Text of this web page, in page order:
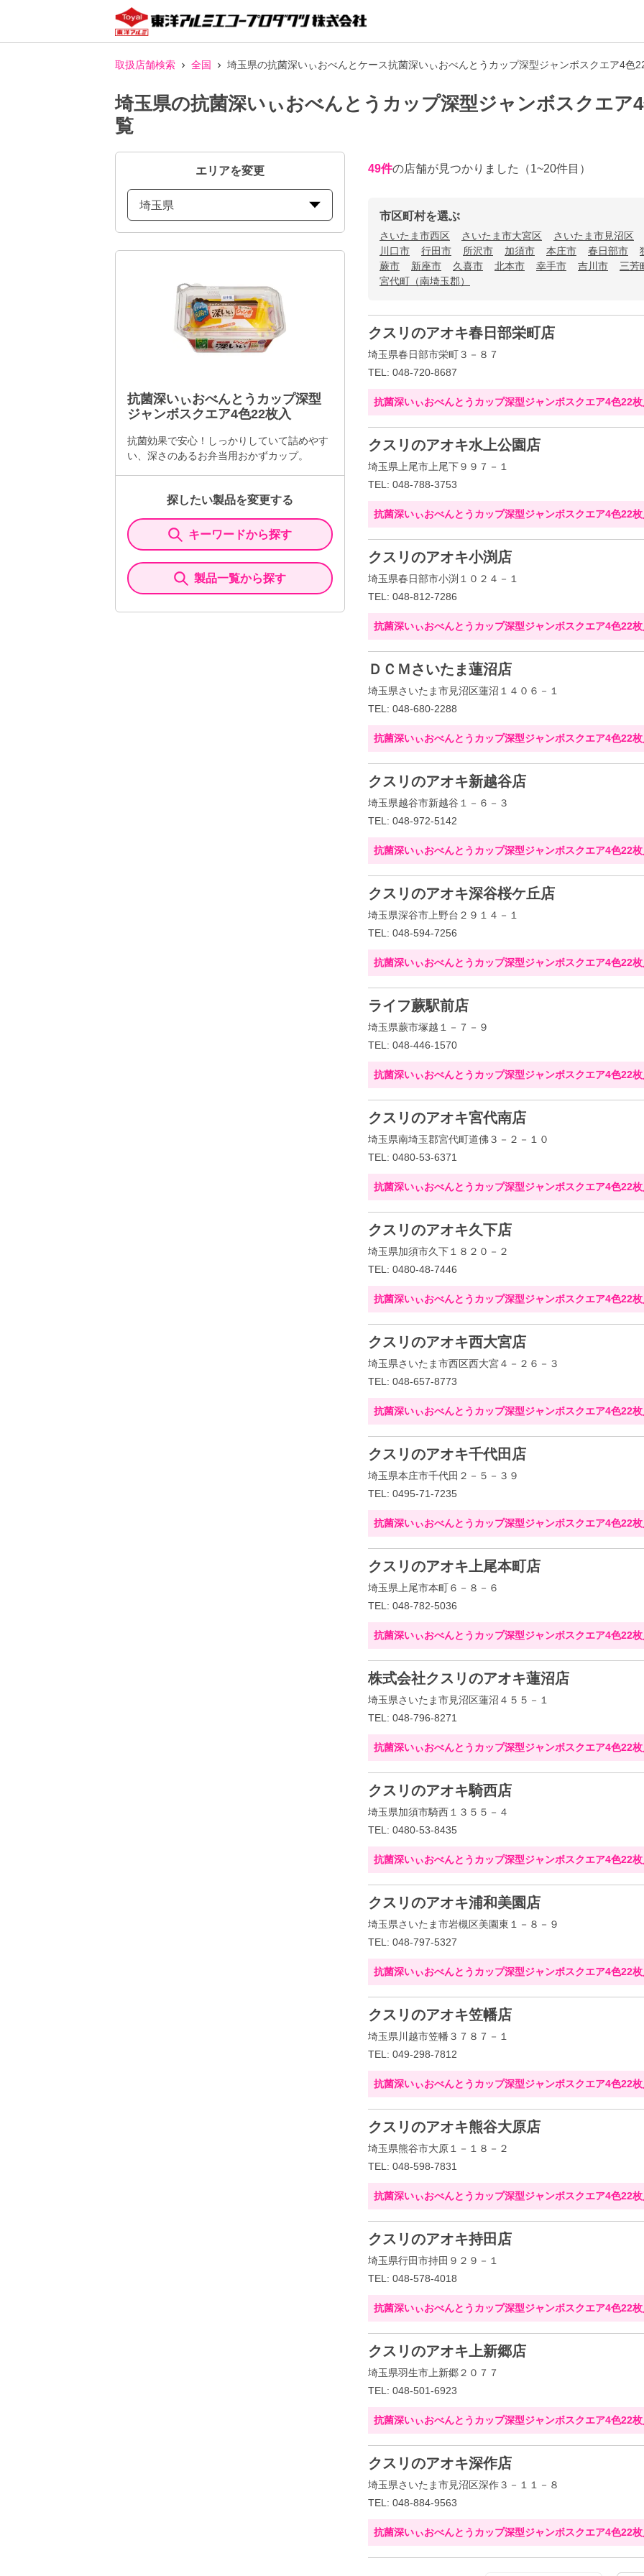
取扱店舗検索 全国 埼玉県の抗菌深いぃおべんとケース抗菌深いぃおべんとうカップ深型ジャンボスクエア4色
埼玉県の抗菌深いぃおべんとうカップ深型ジャンボスクエア
覧
エリアを変更
埼玉県
抗菌深いぃおべんとうカップ深型
ジャンボスクエア4色22枚入
抗菌効果で安心！しっかりしていて詰めやす
い、深さのあるお弁当用おかずカップ。
探したい製品を変更する
キーワードから探す
製品一覧から探す
49件の店舗が見つかりました （1~20件目）
市区町村を選ぶ
さいたま市西区 さいたま市大宮区
さいたま市見沼区
川口市
行田市 所沢市 加須市 本庄市 春日部市
蕨市
新座市 久喜市 北本市 幸手市 吉川市
三芳
宮代町（南埼玉郡）
クスリのアオキ春日部栄町店
埼玉県春日部市栄町３－８７
TEL: 048-720-8687
抗菌深いぃおべんとうカップ深型ジャンボスクエア4色22
クスリのアオキ水上公園店
埼玉県上尾市上尾下９９７－１
TEL: 048-788-3753
抗菌深いぃおべんとうカップ深型ジャンボスクエア4色22
クスリのアオキ小渕店
埼玉県春日部市小渕１０２４－１
TEL: 048-812-7286
抗菌深いぃおべんとうカップ深型ジャンボスクエア4色22
ＤＣＭさいたま蓮沼店
埼玉県さいたま市見沼区蓮沼１４０６－１
TEL: 048-680-2288
抗菌深いぃおべんとうカップ深型ジャンボスクエア4色22
クスリのアオキ新越谷店
埼玉県越谷市新越谷１－６－３
TEL: 048-972-5142
抗菌深いぃおべんとうカップ深型ジャンボスクエア4色22
クスリのアオキ深谷桜ケ丘店
埼玉県深谷市上野台２９１４－１
TEL: 048-594-7256
抗菌深いぃおべんとうカップ深型ジャンボスクエア4色22
ライフ蕨駅前店
埼玉県蕨市塚越１－７－９
TEL: 048-446-1570
抗菌深いぃおべんとうカップ深型ジャンボスクエア4色22
クスリのアオキ宮代南店
埼玉県南埼玉郡宮代町道佛３－２－１０
TEL: 0480-53-6371
抗菌深いぃおべんとうカップ深型ジャンボスクエア4色22
クスリのアオキ久下店
埼玉県加須市久下１８２０－２
TEL: 0480-48-7446
抗菌深いぃおべんとうカップ深型ジャンボスクエア4色22
クスリのアオキ西大宮店
埼玉県さいたま市西区西大宮４－２６－３
TEL: 048-657-8773
抗菌深いぃおべんとうカップ深型ジャンボスクエア4色22
クスリのアオキ千代田店
埼玉県本庄市千代田２－５－３９
TEL: 0495-71-7235
抗菌深いぃおべんとうカップ深型ジャンボスクエア4色22
クスリのアオキ上尾本町店
埼玉県上尾市本町６－８－６
TEL: 048-782-5036
抗菌深いぃおべんとうカップ深型ジャンボスクエア4色22
株式会社クスリのアオキ蓮沼店
埼玉県さいたま市見沼区蓮沼４５５－１
TEL: 048-796-8271
抗菌深いぃおべんとうカップ深型ジャンボスクエア4色22
クスリのアオキ騎西店
埼玉県加須市騎西１３５５－４
TEL: 0480-53-8435
抗菌深いぃおべんとうカップ深型ジャンボスクエア4色22
クスリのアオキ浦和美園店
埼玉県さいたま市岩槻区美園東１－８－９
TEL: 048-797-5327
抗菌深いぃおべんとうカップ深型ジャンボスクエア4色22
クスリのアオキ笠幡店
埼玉県川越市笠幡３７８７－１
TEL: 049-298-7812
抗菌深いぃおべんとうカップ深型ジャンボスクエア4色22
クスリのアオキ熊谷大原店
埼玉県熊谷市大原１－１８－２
TEL: 048-598-7831
抗菌深いぃおべんとうカップ深型ジャンボスクエア4色22
クスリのアオキ持田店
埼玉県行田市持田９２９－１
TEL: 048-578-4018
抗菌深いぃおべんとうカップ深型ジャンボスクエア4色22
クスリのアオキ上新郷店
埼玉県羽生市上新郷２０７７
TEL: 048-501-6923
抗菌深いぃおべんとうカップ深型ジャンボスクエア4色22
クスリのアオキ深作店
埼玉県さいたま市見沼区深作３－１１－８
TEL: 048-884-9563
抗菌深いぃおべんとうカップ深型ジャンボスクエア4色22